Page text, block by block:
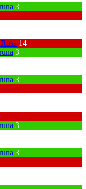
3
14
3
3
3
3